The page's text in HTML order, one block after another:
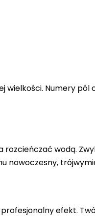
wielkości. Numery
wodą.
nowoczesny,
efekt.